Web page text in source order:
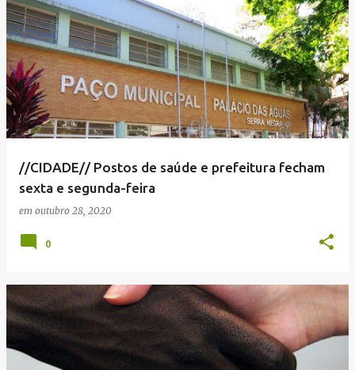
//CIDADE// Postos de saúde e prefeitura fecham
sexta e segunda-feira
em outubro 28, 2020
0